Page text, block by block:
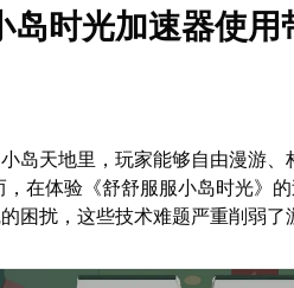
岛时光加速器使用
岛天地里，玩家能够自由漫游
在体验《舒舒服服小岛时光》
困扰，这些技术难题严重削弱了